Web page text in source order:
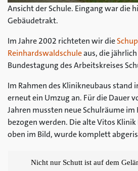
Ansicht der Schule. Eingang war die
Gebäudetrakt.
Im Jahre 2002 richteten wir die
Reinhardswaldschuleaus, die
Bundestagung des Arbeitskreises
Im Rahmen des Klinikneubaus stand
erneut ein Umzug an. Für die Dauer
Jahren mussten neue Schulräume im
bezogen werden. Die alte Vitos
oben im Bild, wurde komplett
Nicht nur Schutt ist auf dem